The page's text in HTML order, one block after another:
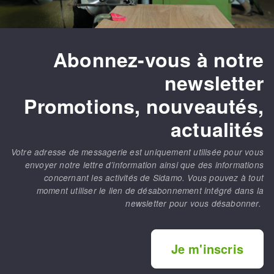
Ponceuses
Fraises scies
Rubans
Forets métaux
Abonnez-vous à notre
newsletter
Promotions, nouveautés,
actualités
Votre adresse de messagerie est uniquement utilisée pour vous
envoyer notre lettre d’information ainsi que des informations
concernant les activités de Sidamo. Vous pouvez à tout
moment utiliser le lien de désabonnement intégré dans la
newsletter pour vous désabonner.
Je m'inscris